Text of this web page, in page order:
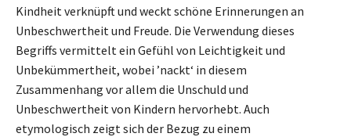
Kindheit verknüpft und weckt schöne Erinnerungen an
Unbeschwertheit und Freude. Die Verwendung dieses
Begriffs vermittelt ein Gefühl von Leichtigkeit und
Unbekümmertheit, wobei ’nackt‘ in diesem
Zusammenhang vor allem die Unschuld und
Unbeschwertheit von Kindern hervorhebt. Auch
etymologisch zeigt sich der Bezug zu einem